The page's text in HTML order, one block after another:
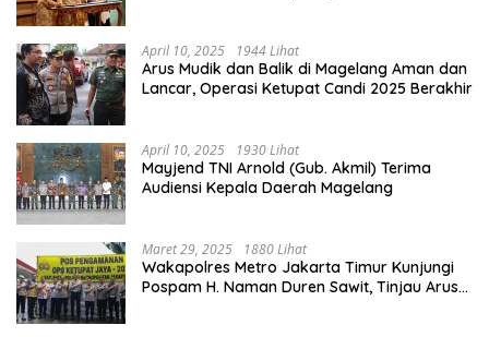
April 10, 2025 1944 Lihat
Arus Mudik dan Balik di Magelang Aman dan
Lancar, Operasi Ketupat Candi 2025 Berakhir
April 10, 2025 1930 Lihat
Mayjend TNI Arnold (Gub. Akmil) Terima
Audiensi Kepala Daerah Magelang
Maret 29, 2025 1880 Lihat
Wakapolres Metro Jakarta Timur Kunjungi
Pospam H. Naman Duren Sawit, Tinjau Arus